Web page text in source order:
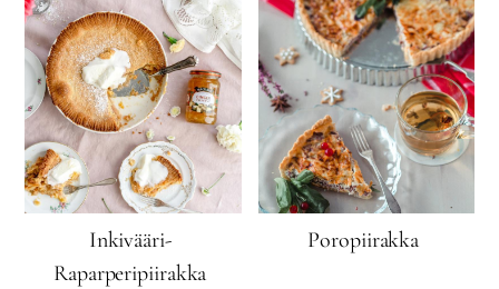
Inkivääri-
Raparperipiirakka
Poropiirakka